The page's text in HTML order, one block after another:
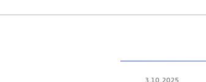
3.10.2025